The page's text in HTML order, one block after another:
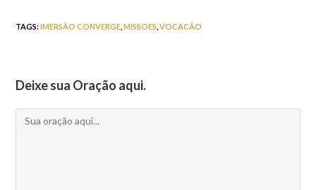
TAGS:IMERSÃO CONVERGE MISSOES VOCACÃO
Deixe sua Oração aqui.